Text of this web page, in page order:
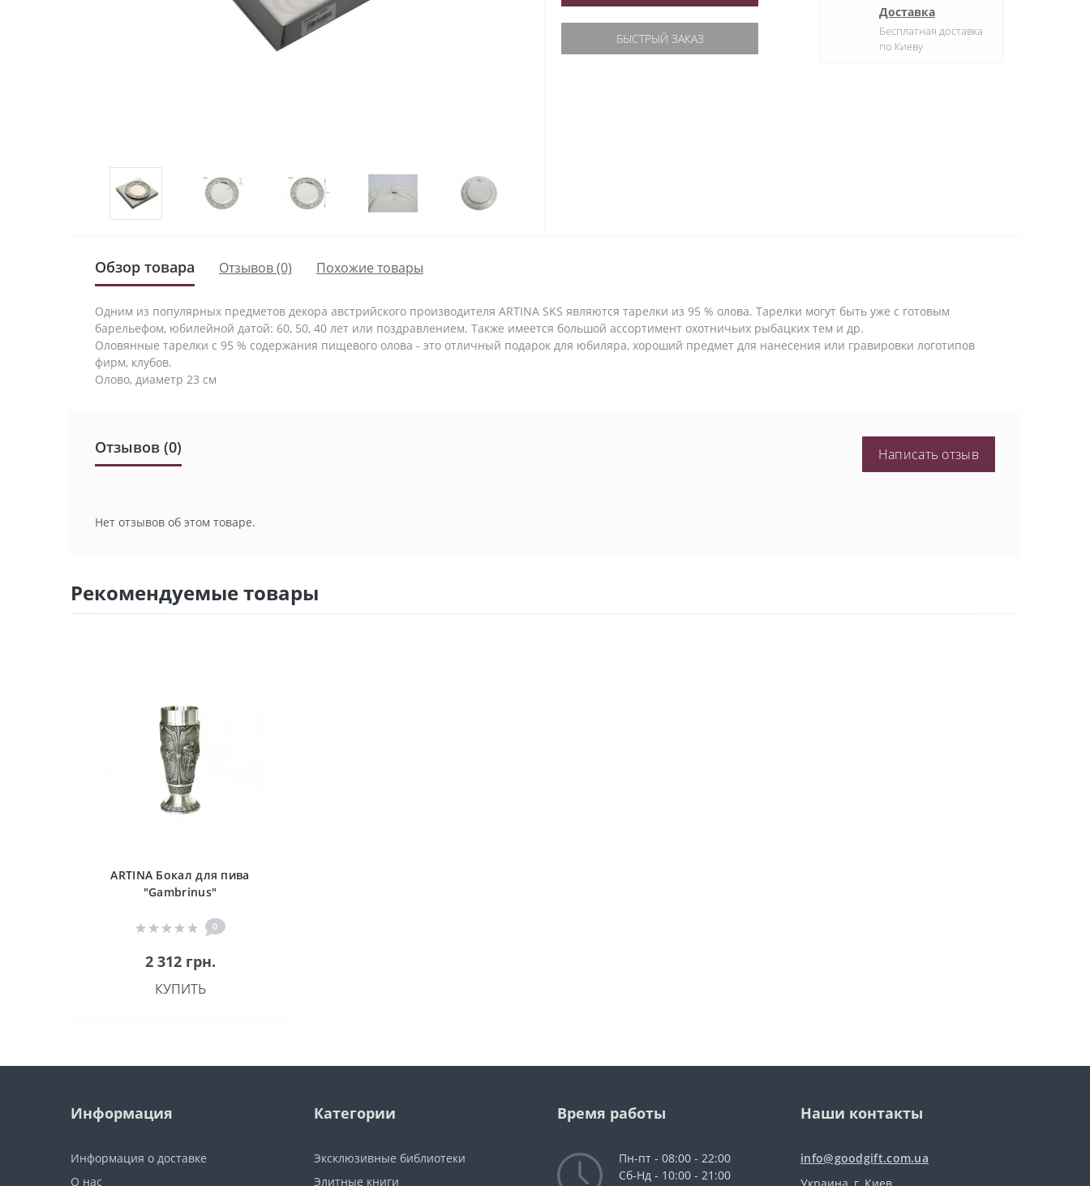
БЫСТРЫЙ ЗАКАЗ
Доставка
Бесплатная доставка
по Киеву
Обзор товара Отзывов (0) Похожие товары
Одним из популярных предметов декора австрийского производителя ARTINA SKS являются тарелки из 95 % олова. Тарелки могут быть уже с готовым
барельефом, юбилейной датой: 60, 50, 40 лет или поздравлением. Также имеется большой ассортимент охотничьих рыбацких тем и др.
Оловянные тарелки с 95 % содержания пищевого олова - это отличный подарок для юбиляра, хороший предмет для нанесения или гравировки логотипов
фирм, клубов.
Олово, диаметр 23 см
Отзывов (0) Написать отзыв
Нет отзывов об этом товаре.
Рекомендуемые товары
ARTINA Бокал для пива
"Gambrinus"
0
2 312 грн.
КУПИТЬ
Информация
Информация о доставке
О нас
Категории
Эксклюзивные библиотеки
Элитные книги
Время работы
Пн-пт - 08:00 - 22:00
Сб-Нд - 10:00 - 21:00
Наши контакты
info@goodgift.com.ua